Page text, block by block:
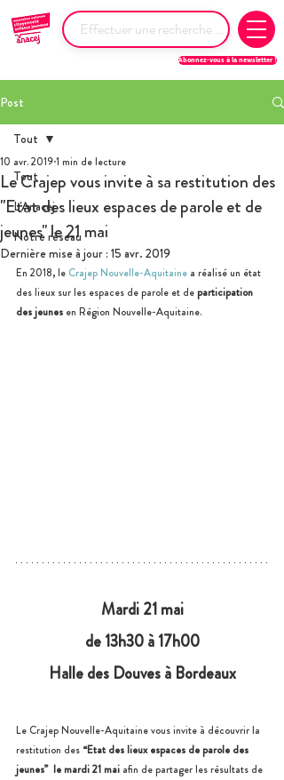
Abonnez-vous à la newsletter !
Post
Tout
L'Anacej
Notre réseau
Tout
Le Crajep vous invite à sa restitution des
"Etat des lieux espaces de parole et de
jeunes" le 21 mai
10 avr. 20191 min de lecture
Dernière mise à jour : 15 avr. 2019
En 2018, le Crajep Nouvelle-Aquitaine a réalisé un état
des lieux sur les espaces de parole et de participation
des jeunes en Région Nouvelle-Aquitaine.
Mardi 21 mai
de 13h30 à 17h00
Halle des Douves à Bordeaux
Le Crajep Nouvelle-Aquitaine vous invite à découvrir la
restitution des “Etat des lieux espaces de parole des
jeunes” le mardi 21 mai afin de partager les résultats de